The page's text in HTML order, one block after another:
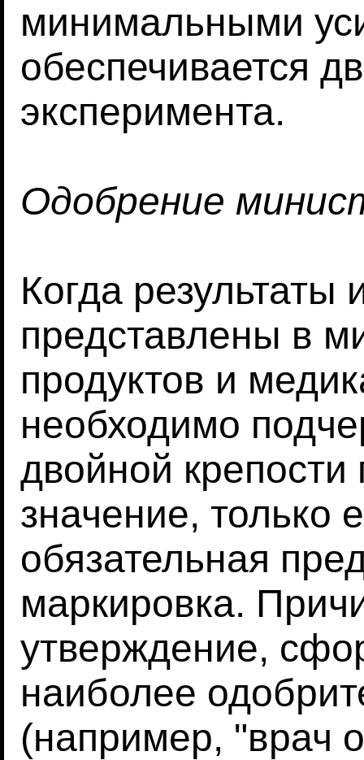
минимальными
обеспечивается
эксперимента.
Одобрение
Когда результаты
представлены в
продуктов и
необходимо
двойной
значение, только
обязательная
маркировка.
утверждение,
наиболее
(например, "врач